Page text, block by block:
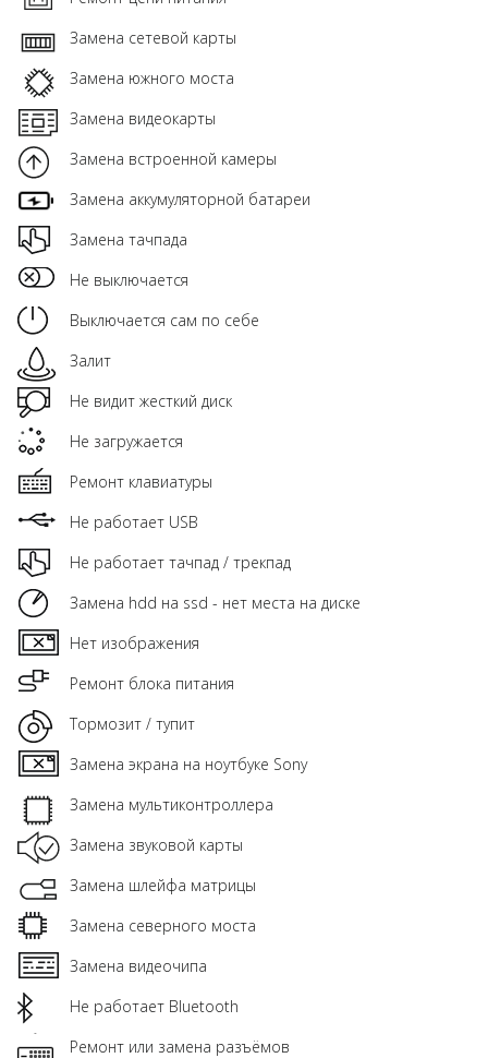
Замена сетевой карты
Замена южного моста
Замена видеокарты
Замена встроенной камеры
Замена аккумуляторной батареи
Замена тачпада
Не выключается
Выключается сам по себе
Залит
Не видит жесткий диск
Не загружается
Ремонт клавиатуры
Не работает USB
Не работает тачпад / трекпад
Замена hdd на ssd - нет места на диске
Нет изображения
Ремонт блока питания
Тормозит / тупит
Замена экрана на ноутбуке Sony
Замена мультиконтроллера
Замена звуковой карты
Замена шлейфа матрицы
Замена северного моста
Замена видеочипа
Не работает Bluetooth
Ремонт или замена разъёмов